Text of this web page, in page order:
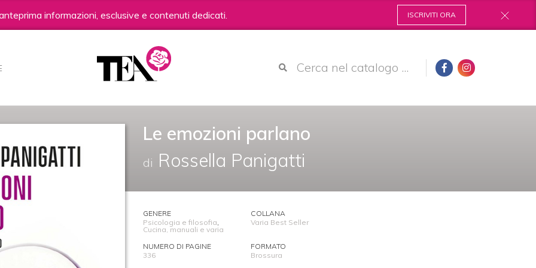
informazioni, esclusive e contenuti dedicati. ISCRIVITI ORA
Le emozioni parlano
di Rossella Panigatti
GENERE
Psicologia e filosofia,
Cucina, manuali e varia
COLLANA
Varia Best Seller
NUMERO DI PAGINE
336
FORMATO
Brossura